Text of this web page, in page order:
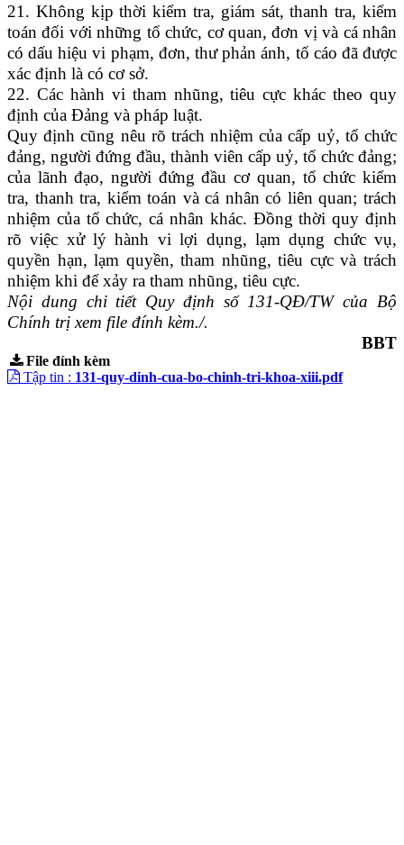
21. Không kịp thời kiểm tra, giám sát, thanh tra, kiểm
toán đối với những tổ chức, cơ quan, đơn vị và cá nhân
có dấu hiệu vi phạm, đơn, thư phản ánh, tố cáo đã được
xác định là có cơ sở.
22. Các hành vi tham nhũng, tiêu cực khác theo quy
định của Đảng và pháp luật.
Quy định cũng nêu rõ trách nhiệm của cấp uỷ, tổ chức
đảng, người đứng đầu, thành viên cấp uỷ, tổ chức đảng;
của lãnh đạo, người đứng đầu cơ quan, tổ chức kiểm
tra, thanh tra, kiểm toán và cá nhân có liên quan; trách
nhiệm của tổ chức, cá nhân khác. Đồng thời quy định
rõ việc xử lý hành vi lợi dụng, lạm dụng chức vụ,
quyền hạn, lạm quyền, tham nhũng, tiêu cực và trách
nhiệm khi để xảy ra tham nhũng, tiêu cực.
Nội dung chi tiết Quy định số 131-QĐ/TW của Bộ
Chính trị xem file đính kèm./.
BBT
File đính kèm
Tập tin : 131-quy-dinh-cua-bo-chinh-tri-khoa-xiii.pdf